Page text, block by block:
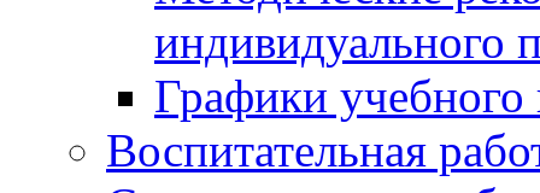
индивидуального
Графики учебного
Воспитательная